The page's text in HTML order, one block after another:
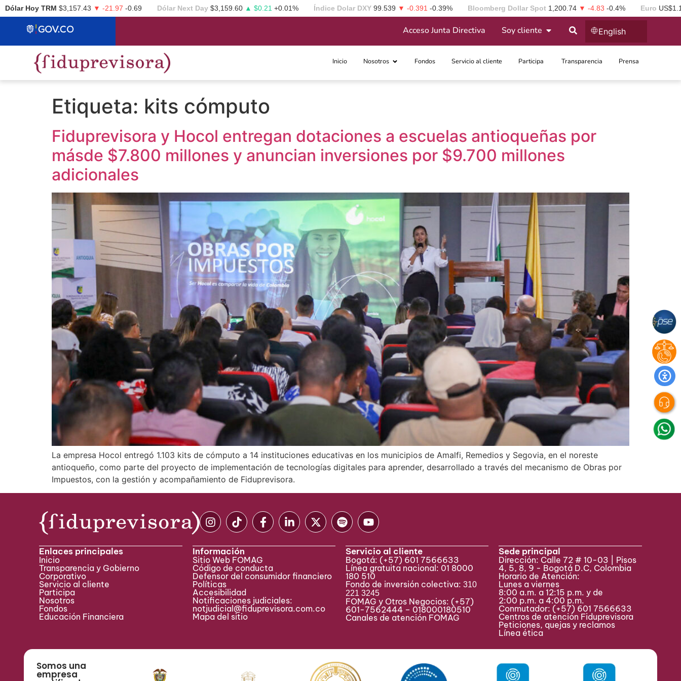
Dólar Hoy TRM $3,157.43 ▼ -21.97 -0.69 Dólar Next Day $3,159.60 ▲ $0.21 +0.01% Índice Dolar DXY 99.539 ▼ -0.391 -0.39% Bloomberg Dollar Spot 1,200.74 ▼ -4.83 -0.4% Euro
Acceso Junta Directiva Soy cliente English
Inicio Nosotros Fondos Servicio al cliente Participa ​ Transparencia Prensa
Etiqueta: kits cómputo
Fiduprevisora y Hocol entregan dotaciones a escuelas antioqueñas por
másde $7.800 millones y anuncian inversiones por $9.700 millones
adicionales
La empresa Hocol entregó 1.103 kits de cómputo a 14 instituciones educativas en los municipios de Amalfi, Remedios y Segovia, en el noreste
antioqueño, como parte del proyecto de implementación de tecnologías digitales para aprender, desarrollado a través del mecanismo de Obras por
Impuestos, con la gestión y acompañamiento de Fiduprevisora.
Enlaces principales
Inicio
Transparencia y Gobierno
Corporativo
Servicio al cliente
Participa ​
Nosotros
Fondos
Educación Financiera
Información
Sitio Web FOMAG
Código de conducta
Defensor del consumidor financiero
Políticas
Accesibilidad
Notificaciones judiciales:
notjudicial@fiduprevisora.com.co
Mapa del sitio
Servicio al cliente
Bogotá: (+57) 601 7566633
Línea gratuita nacional: 01 8000
180 510
Fondo de inversión colectiva: 310
221 3245
FOMAG y Otros Negocios: (+57)
601-7562444 – 018000180510
Canales de atención FOMAG
Sede principal
Dirección: Calle 72 # 10-03 | Pisos
4, 5, 8, 9 - Bogotá D.C, Colombia
Horario de Atención:
Lunes a viernes
8:00 a.m. a 12:15 p.m. y de
2:00 p.m. a 4:00 p.m.
Conmutador: (+57) 601 7566633
Centros de atención Fiduprevisora
Peticiones, quejas y reclamos
Línea ética
Somos una
empresa